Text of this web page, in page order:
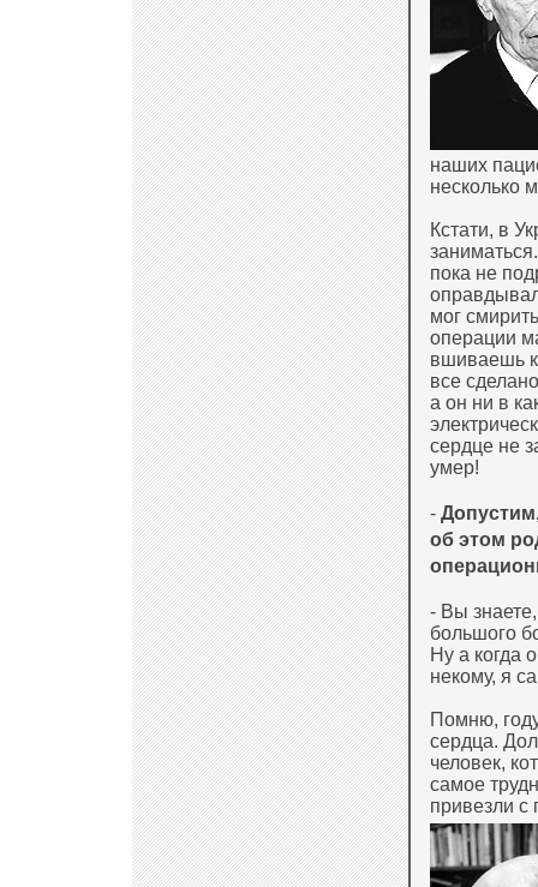
наших
несколько
Кстати, в
пока не
мог
операции
вшиваешь
все
а он ни в
сердце не
умер!
-
об этом
- Вы
большого
Ну а когда
некому, я
Помню,
сердца.
человек,
самое
привезли